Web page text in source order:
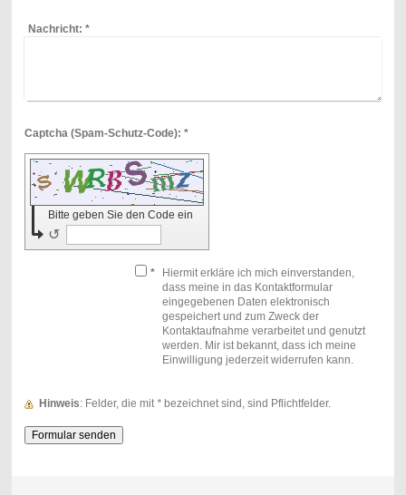
Nachricht: *
Captcha (Spam-Schutz-Code): *
Bitte geben Sie den Code ein
↺
*
Hiermit erkläre ich mich einverstanden,
dass meine in das Kontaktformular
eingegebenen Daten elektronisch
gespeichert und zum Zweck der
Kontaktaufnahme verarbeitet und genutzt
werden. Mir ist bekannt, dass ich meine
Einwilligung jederzeit widerrufen kann.
Hinweis : Felder, die mit *bezeichnet sind, sind Pflichtfelder.